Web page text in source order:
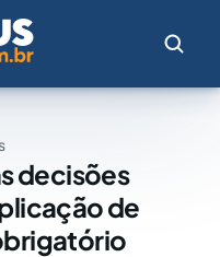
decisões
de